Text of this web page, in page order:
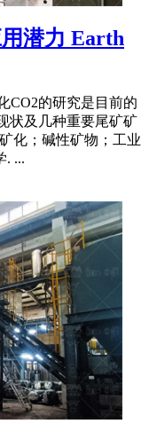
潜力 Earth
CO2的研究是目前的
状及几种重要尾矿矿
化；碱性矿物；工业
. ...